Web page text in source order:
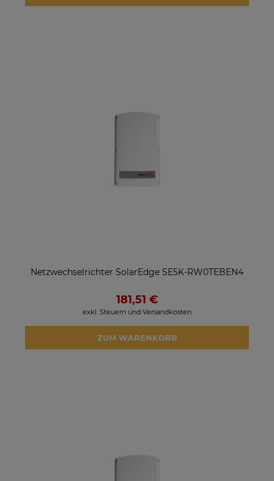
Netzwechselrichter SolarEdge SE5K-RW0TEBEN4
181,51 €
exkl. Steuern und Versandkosten
ZUM WARENKORB